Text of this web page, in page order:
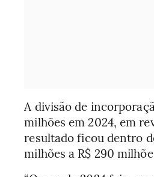
A divisão de
milhões em 2024, em
resultado ficou dentro
milhões a R$ 290